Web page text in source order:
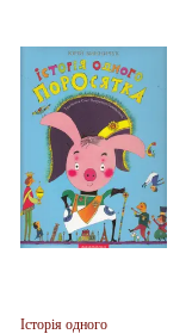
Історія одного